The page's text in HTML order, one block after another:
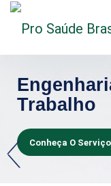
Trabalho
Conheça O Serviço
Medicina
Garanta maior
Conheça O Serviço